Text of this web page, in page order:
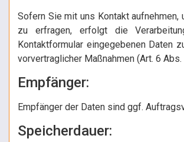
Sofern Sie mit uns Kontakt aufnehmen,
zu erfragen, erfolgt die
Kontaktformular eingegebenen Daten
vorvertraglicher Maßnahmen (Art. 6 Abs.
Empfänger:
Empfänger der Daten sind ggf.
Speicherdauer: